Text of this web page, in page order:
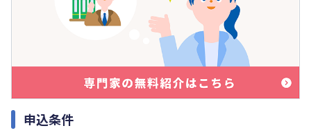
申込条件